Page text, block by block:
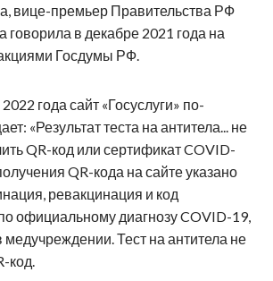
вице-премьер Правительства РФ
говорила в декабре 2021 года на
Госдумы РФ.
года сайт «Госуслуги» по-
«Результат теста на антитела... не
QR-код или сертификат COVID-
QR-кода на сайте указано
ревакцинация и код
официальному диагнозу COVID-19,
Тест на антитела не
код.